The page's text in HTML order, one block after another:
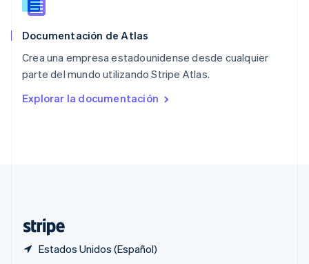
Documentación de Atlas
Crea una empresa estadounidense desde cualquier
parte del mundo utilizando Stripe Atlas.
Explorar la documentación
Estados Unidos (Español)
RAE de Hong Kong, China
Reino Unido
República Checa
English
English